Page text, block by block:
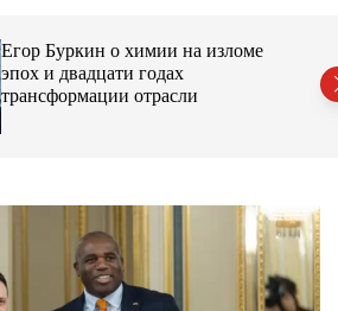
к
Егор Буркин о химии на изломе
эпох и двадцати годах
трансформации отрасли